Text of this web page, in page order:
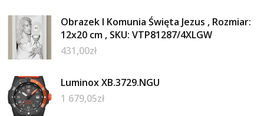
Obrazek I Komunia Święta Jezus , Rozmiar:
12x20 cm , SKU: VTP81287/4XLGW
431,00zł
Luminox XB.3729.NGU
1 679,05zł